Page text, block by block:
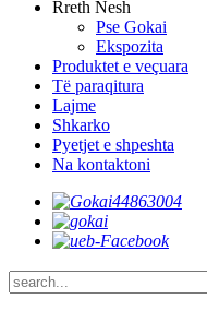
Rreth Nesh
Pse Gokai
Ekspozita
Produktet e veçuara
Të paraqitura
Lajme
Shkarko
Pyetjet e shpeshta
Na kontaktoni